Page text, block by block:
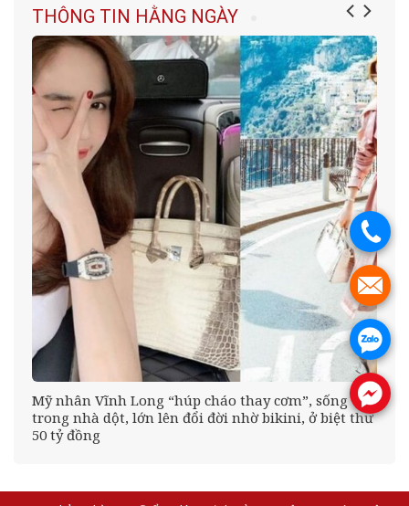
THÔNG TIN HẰNG NGÀY
Mỹ nhân Vĩnh Long “húp cháo thay cơm”, sống
trong nhà dột, lớn lên đổi đời nhờ bikini, ở biệt thư
50 tỷ đồng
.
.
.
.